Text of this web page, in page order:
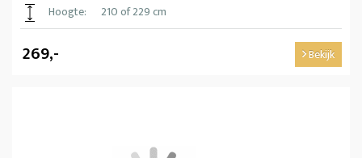
Hoogte:
210 of 229 cm
269,- Bekijk